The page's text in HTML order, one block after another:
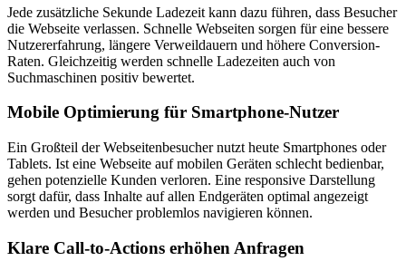
Jede zusätzliche Sekunde Ladezeit kann dazu führen, dass Besucher
die Webseite verlassen. Schnelle Webseiten sorgen für eine bessere
Nutzererfahrung, längere Verweildauern und höhere Conversion-
Raten. Gleichzeitig werden schnelle Ladezeiten auch von
Suchmaschinen positiv bewertet.
Mobile Optimierung für Smartphone-Nutzer
Ein Großteil der Webseitenbesucher nutzt heute Smartphones oder
Tablets. Ist eine Webseite auf mobilen Geräten schlecht bedienbar,
gehen potenzielle Kunden verloren. Eine responsive Darstellung
sorgt dafür, dass Inhalte auf allen Endgeräten optimal angezeigt
werden und Besucher problemlos navigieren können.
Klare Call-to-Actions erhöhen Anfragen